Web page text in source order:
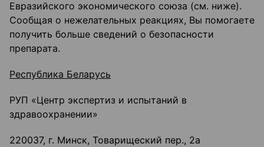
Евразийского экономического союза (см. ниже).
Сообщая о нежелательных реакциях, Вы помогаете
получить больше сведений о безопасности
препарата.
Республика Беларусь
РУП «Центр экспертиз и испытаний в
здравоохранении»
220037, г. Минск, Товарищеский пер., 2а